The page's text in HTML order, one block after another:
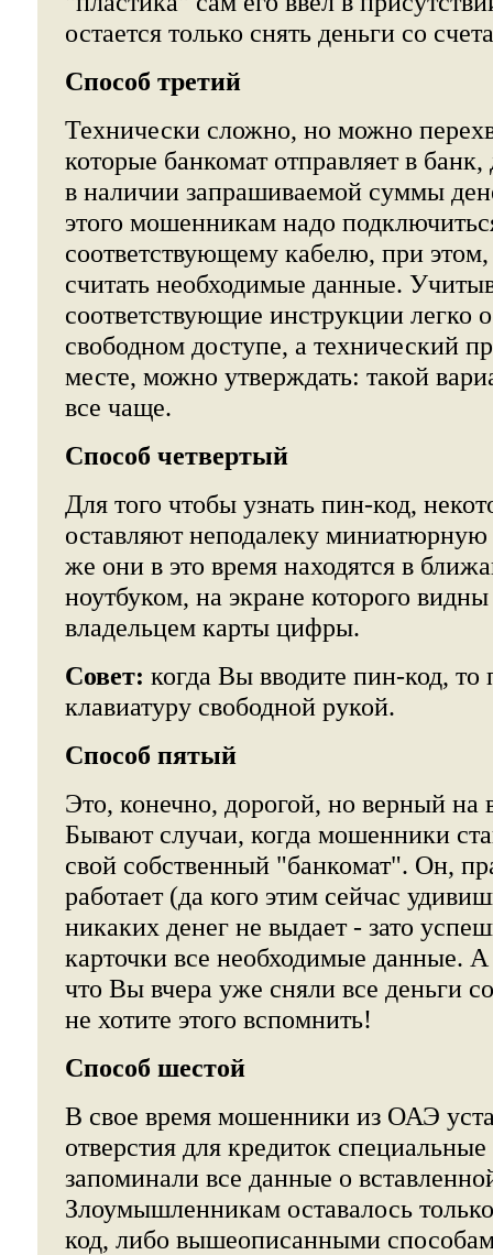
остается только снять деньги со
Способ третий
Технически сложно, но можно
которые банкомат отправляет в
в наличии запрашиваемой суммы
этого мошенникам надо
соответствующему кабелю, при этом,
считать необходимые данные.
соответствующие инструкции легко
свободном доступе, а технический
месте, можно утверждать: такой
все чаще.
Способ четвертый
Для того чтобы узнать пин-код,
оставляют неподалеку
же они в это время находятся в
ноутбуком, на экране которого
владельцем карты цифры.
Совет: когда Вы вводите пин-код, то
клавиатуру свободной рукой.
Способ пятый
Это, конечно, дорогой, но верный на
Бывают случаи, когда мошенники
свой собственный "банкомат". Он,
работает (да кого этим сейчас
никаких денег не выдает - зато
карточки все необходимые данные.
что Вы вчера уже сняли все деньги
не хотите этого вспомнить!
Способ шестой
В свое время мошенники из ОАЭ
отверстия для кредиток
запоминали все данные о
Злоумышленникам оставалось
код, либо вышеописанными